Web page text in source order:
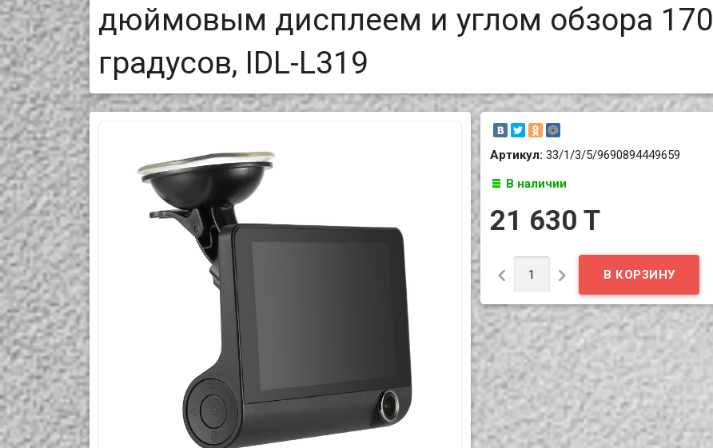
дюймовым дисплеем и углом обзора 170
градусов, IDL-L319
Артикул: 33/1/3/5/9690894449659
В наличии
21 630 T
 